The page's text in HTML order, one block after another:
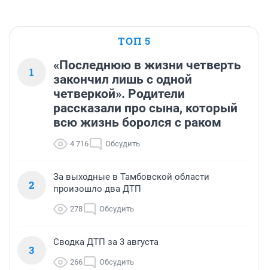
ТОП 5
1
«Последнюю в жизни четверть
закончил лишь с одной
четверкой». Родители
рассказали про сына, который
всю жизнь боролся с раком
4 716 Обсудить
2
За выходные в Тамбовской области
произошло два ДТП
278 Обсудить
3
Сводка ДТП за 3 августа
266 Обсудить